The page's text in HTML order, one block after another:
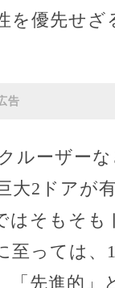
優先せざ
告
ルーザー
2ドアが
そもそ
っては、
先進的」